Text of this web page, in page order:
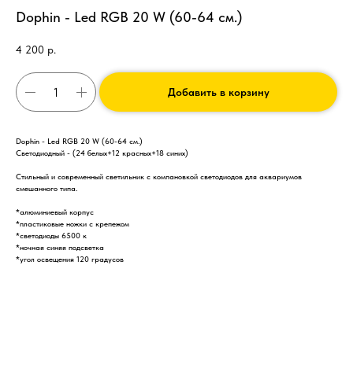
Dophin - Led RGB 20 W (60-64 см.)
4 200 р.
Добавить в корзину
Dophin - Led RGB 20 W (60-64 см.)
Светодиодный - (24 белых+12 красных+18 синих)
Стильный и современный светильник с компановкой светодиодов для аквариумов
смешанного типа.
*алюминиевый корпус
*пластиковые ножки с крепежом
*светодиоды 6500 к
*ночная синяя подсветка
*угол освещения 120 градусов